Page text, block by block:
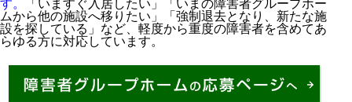
す。
「いますぐ入居したい」「いまの障害者グループホー
ムから他の施設へ移りたい」「強制退去となり、新たな施
設を探している」など、軽度から重度の障害者を含めてあ
らゆる方に対応しています。